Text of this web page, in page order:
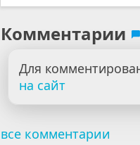
Комментарии
Для
на сайт
все комментарии